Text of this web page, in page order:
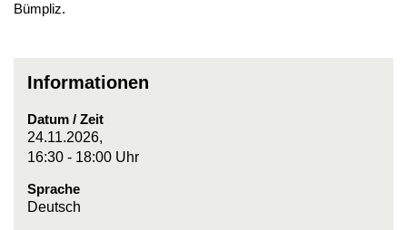
Bümpliz.
Informationen
Datum / Zeit
24.11.2026,
16:30 - 18:00 Uhr
Sprache
Deutsch